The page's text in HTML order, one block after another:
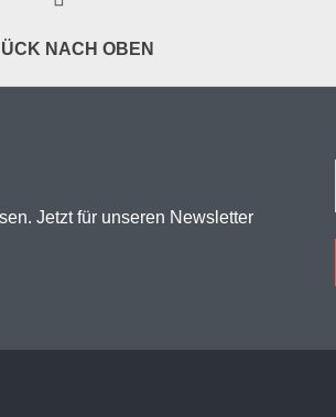
NACH OBEN
Jetzt für unseren Newsletter